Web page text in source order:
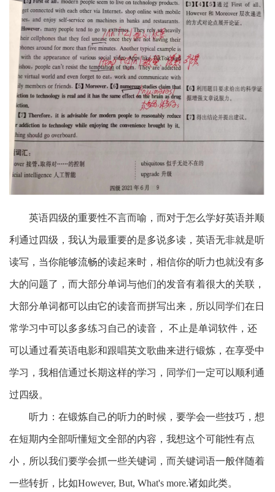
英语四级的重要性不言而喻，而对于怎么学好英语并顺
利通过四级，我认为最重要的是多说多读，英语无非就是听
读写，当你能够流畅的读起来时，相信你的听力也就没有多
大的问题了，而大部分单词与他们的发音有着很大的关联，
大部分单词都可以由它的读音而拼写出来，所以同学们在日
常学习中可以多多练习自己的读音， 不止是单词软件，还
可以通过看英语电影和跟唱英文歌曲来进行锻炼，在享受中
学习，我相信通过长期这样的学习，同学们一定可以顺利通
过四级。
听力：在锻炼自己的听力的时候，要学会一些技巧，想
在短期内全部听懂短文全部的内容，我想这个可能性有点
小，所以我们要学会抓一些关键词，而关键词语一般伴随着
一些转折，比如However, But, What's more.诸如此类。